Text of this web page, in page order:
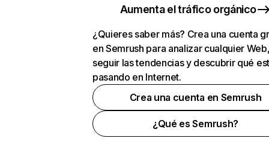
Aumenta el tráfico orgánico
¿Quieres saber más? Crea una cuenta
en Semrush para analizar cualquier
seguir las tendencias y descubrir qué
pasando en Internet.
Crea una cuenta en Semrush
¿Qué es Semrush?